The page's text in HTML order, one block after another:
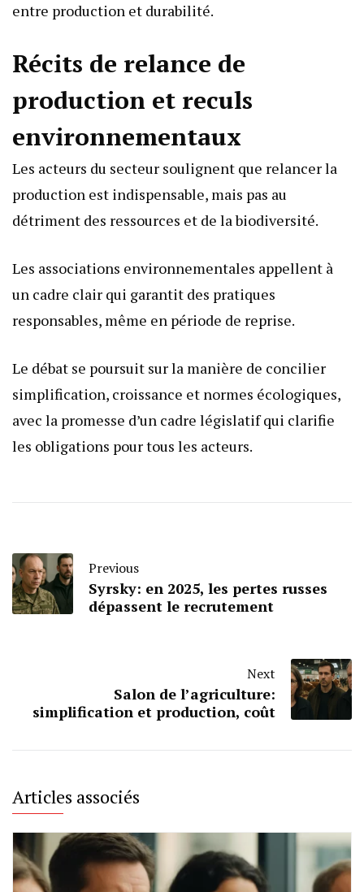
entre production et durabilité.
Récits de relance de
production et reculs
environnementaux
Les acteurs du secteur soulignent que relancer la
production est indispensable, mais pas au
détriment des ressources et de la biodiversité.
Les associations environnementales appellent à
un cadre clair qui garantit des pratiques
responsables, même en période de reprise.
Le débat se poursuit sur la manière de concilier
simplification, croissance et normes écologiques,
avec la promesse d’un cadre législatif qui clarifie
les obligations pour tous les acteurs.
Previous
Syrsky: en 2025, les pertes russes
dépassent le recrutement
Next
Salon de l’agriculture:
simplification et production, coût
Articles associés